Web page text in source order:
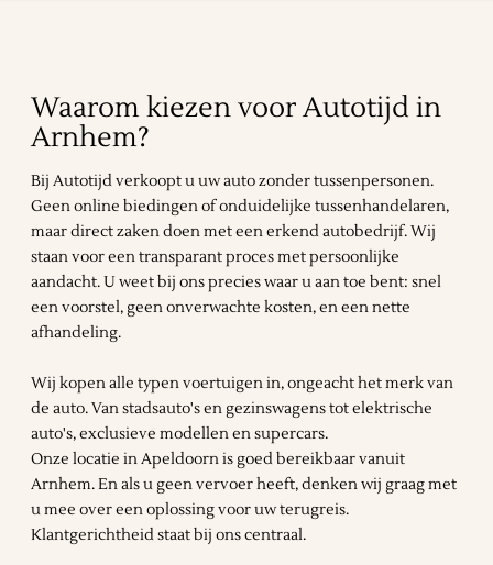
Waarom kiezen voor Autotijd in
Arnhem?
Bij Autotijd verkoopt u uw auto zonder tussenpersonen.
Geen online biedingen of onduidelijke tussenhandelaren,
maar direct zaken doen met een erkend autobedrijf. Wij
staan voor een transparant proces met persoonlijke
aandacht. U weet bij ons precies waar u aan toe bent: snel
een voorstel, geen onverwachte kosten, en een nette
afhandeling.
Wij kopen alle typen voertuigen in, ongeacht het merk van
de auto. Van stadsauto's en gezinswagens tot elektrische
auto's, exclusieve modellen en supercars.
Onze locatie in Apeldoorn is goed bereikbaar vanuit
Arnhem. En als u geen vervoer heeft, denken wij graag met
u mee over een oplossing voor uw terugreis.
Klantgerichtheid staat bij ons centraal.